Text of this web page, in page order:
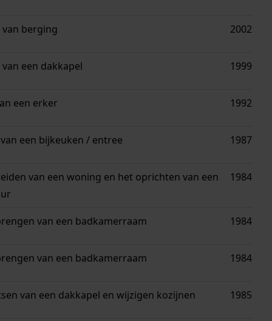
berging 2002
een dakkapel 1999
een erker 1992
een bijkeuken / entree 1987
van een woning en het oprichten van een
1984
van een badkamerraam 1984
van een badkamerraam 1984
van een dakkapel en wijzigen kozijnen 1985